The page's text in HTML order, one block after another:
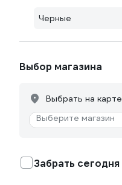
Черные
Выбор магазина
Выбрать на карте
Выберите магазин
Забрать сегодня